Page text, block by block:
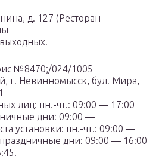
д. 127 (Ресторан
№8470;/024/1005
г. Невинномысск, бул. Мира,
лиц: пн.-чт.: 09:00 — 17:00
дни: 09:00 —
установки: пн.-чт.: 09:00 —
дни: 09:00 — 16:00